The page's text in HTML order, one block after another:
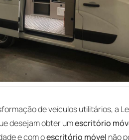
de veículos utilitários, a
desejam obter umescritório
e com oescritório móvel não